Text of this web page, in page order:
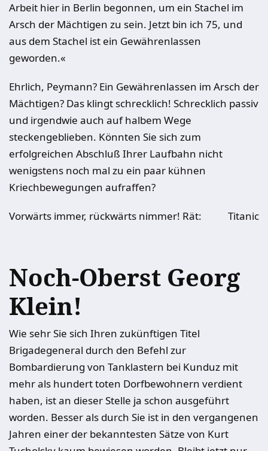
Arbeit hier in Berlin begonnen, um ein Stachel im
Arsch der Mächtigen zu sein. Jetzt bin ich 75, und
aus dem Stachel ist ein Gewährenlassen
geworden.«
Ehrlich, Peymann? Ein Gewährenlassen im Arsch der
Mächtigen? Das klingt schrecklich! Schrecklich passiv
und irgendwie auch auf halbem Wege
steckengeblieben. Könnten Sie sich zum
erfolgreichen Abschluß Ihrer Laufbahn nicht
wenigstens noch mal zu ein paar kühnen
Kriechbewegungen aufraffen?
Vorwärts immer, rückwärts nimmer! Rät: Titanic
Noch-Oberst Georg
Klein!
Wie sehr Sie sich Ihren zukünftigen Titel
Brigadegeneral durch den Befehl zur
Bombardierung von Tanklastern bei Kunduz mit
mehr als hundert toten Dorfbewohnern verdient
haben, ist an dieser Stelle ja schon ausgeführt
worden. Besser als durch Sie ist in den vergangenen
Jahren einer der bekanntesten Sätze von Kurt